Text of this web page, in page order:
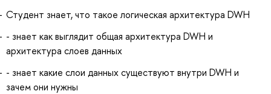
Студент знает, что такое логическая архитектура DWH
- знает как выглядит общая архитектура DWH и
архитектура слоев данных
- знает какие слои данных существуют внутри DWH и
зачем они нужны